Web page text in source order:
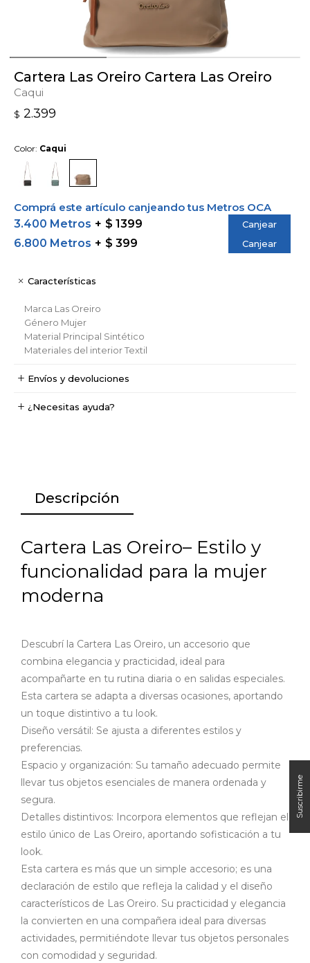
Cartera Las Oreiro Cartera Las Oreiro
Caqui
$ 2.399
Color: Caqui
Comprá este artículo canjeando tus Metros OCA
3.400 Metros
$ 1399 Canjear
6.800 Metros $ 399 Canjear
Características
Marca Las Oreiro
Género Mujer
Material Principal Sintético
Materiales del interiorTextil
Envíos y devoluciones
¿Necesitas ayuda?
Descripción
Cartera Las Oreiro– Estilo y
funcionalidad para la mujer
moderna​
Descubrí la Cartera Las Oreiro, un accesorio que
combina elegancia y practicidad, ideal para
acompañarte en tu rutina diaria o en salidas especiales.
Esta cartera se adapta a diversas ocasiones, aportando
un toque distintivo a tu look.​
Diseño versátil: Se ajusta a diferentes estilos y
preferencias.
Espacio y organización: Su tamaño adecuado permite
llevar tus objetos esenciales de manera ordenada y
segura.
Detalles distintivos: Incorpora elementos que reflejan el
estilo único de Las Oreiro, aportando sofisticación a tu
look.​
Esta cartera es más que un simple accesorio; es una
declaración de estilo que refleja la calidad y el diseño
característicos de Las Oreiro. Su practicidad y elegancia
la convierten en una compañera ideal para diversas
actividades, permitiéndote llevar tus objetos personales
con comodidad y seguridad.​